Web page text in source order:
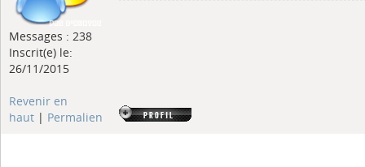
Messages : 238
Inscrit(e) le:
26/11/2015
Revenir en
haut | Permalien